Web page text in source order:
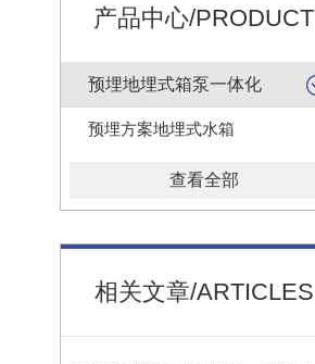
产品中心/PRODUCT
预埋地埋式箱泵一体化
预埋方案地埋式水箱
查看全部
相关文章/ARTICLES